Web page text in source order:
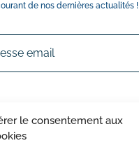
le consentement aux
de nos dernières actualités !